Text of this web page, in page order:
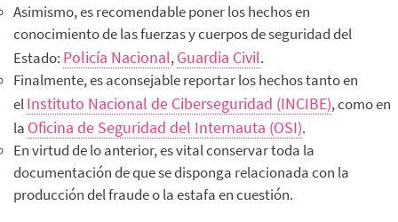
Asimismo, es recomendable poner los hechos en
conocimiento de las fuerzas y cuerpos de seguridad del
Estado: Policía Nacional,Guardia Civil.
Finalmente, es aconsejable reportar los hechos tanto en
elInstituto Nacional de Ciberseguridad (INCIBE), como en
la Oficina de Seguridad del Internauta (OSI).
En virtud de lo anterior, es vital conservar toda la
documentación de que se disponga relacionada con la
producción del fraude o la estafa en cuestión.